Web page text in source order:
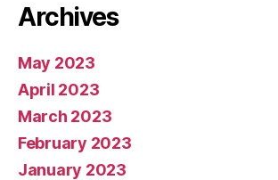
Archives
May 2023
April 2023
March 2023
February 2023
January 2023